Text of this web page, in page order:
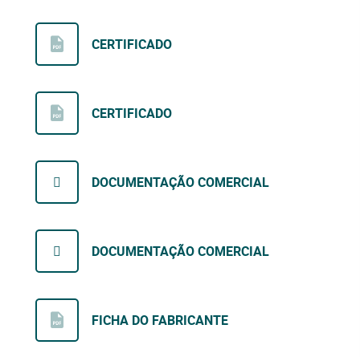
CERTIFICADO
CERTIFICADO
DOCUMENTAÇÃO COMERCIAL
DOCUMENTAÇÃO COMERCIAL
FICHA DO FABRICANTE